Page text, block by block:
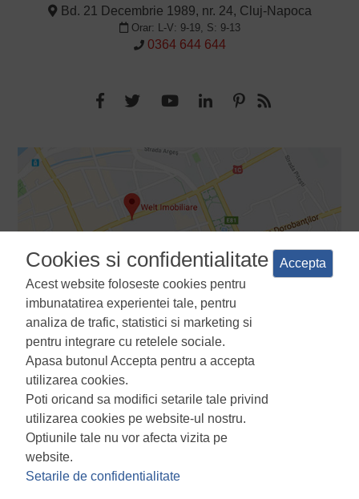
Bd. 21 Decembrie 1989, nr. 24, Cluj-Napoca
Orar: L-V: 9-19, S: 9-13
0364 644 644
Termeni si conditii Politica de confidentialitate
utilizare a cookie-urilor
Cookies si confidentialitate
Acest website foloseste cookies pentru
imbunatatirea experientei tale, pentru
analiza de trafic, statistici si marketing si
pentru integrare cu retelele sociale.
Apasa butonul Accepta pentru a accepta
utilizarea cookies.
Poti oricand sa modifici setarile tale privind
utilizarea cookies pe website-ul nostru.
Optiunile tale nu vor afecta vizita pe
website.
Setarile de confidentialitate
Accepta